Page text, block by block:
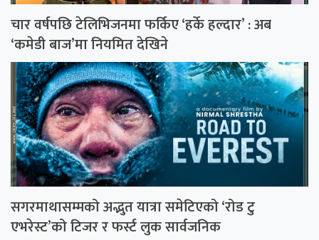
चार वर्षपछि टेलिभिजनमा फर्किए ‘हर्के हल्दार’ : अब
‘कमेडी बाज’मा नियमित देखिने
सगरमाथासम्मको अद्भुत यात्रा समेटिएको ‘रोड टु
एभरेस्ट’को टिजर र फर्स्ट लुक सार्वजनिक